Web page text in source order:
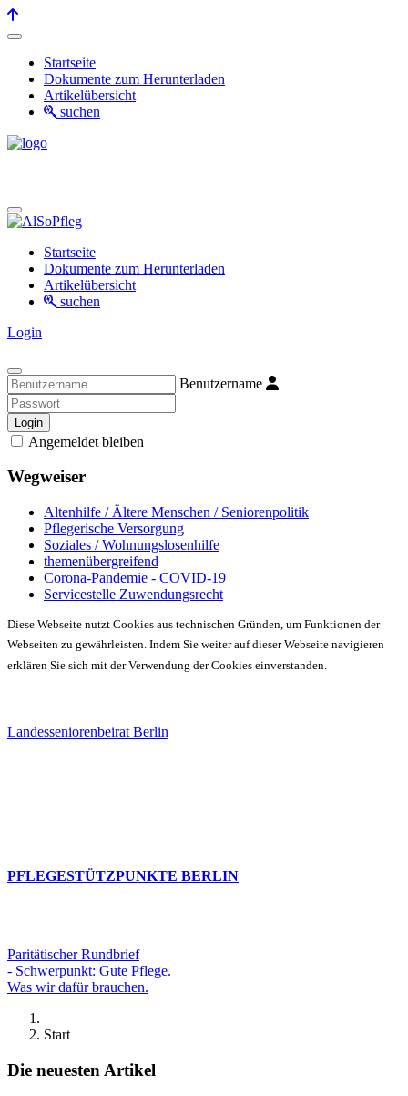
Startseite
Dokumente zum Herunterladen
Artikelübersicht
suchen
Startseite
Dokumente zum Herunterladen
Artikelübersicht
suchen
Login
Benutzername
Login
Angemeldet bleiben
Wegweiser
Altenhilfe / Ältere Menschen / Seniorenpolitik
Pflegerische Versorgung
Soziales / Wohnungslosenhilfe
themenübergreifend
Corona-Pandemie - COVID-19
Servicestelle Zuwendungsrecht
Diese Webseite nutzt Cookies aus technischen Gründen, um Funktionen der
Webseiten zu gewährleisten. Indem Sie weiter auf dieser Webseite navigieren
erklären Sie sich mit der Verwendung der Cookies einverstanden.
Landesseniorenbeirat Berlin
PFLEGESTÜTZPUNKTE BERLIN
Paritätischer Rundbrief
- Schwerpunkt: Gute Pflege.
Was wir dafür brauchen.
Start
Die neuesten Artikel